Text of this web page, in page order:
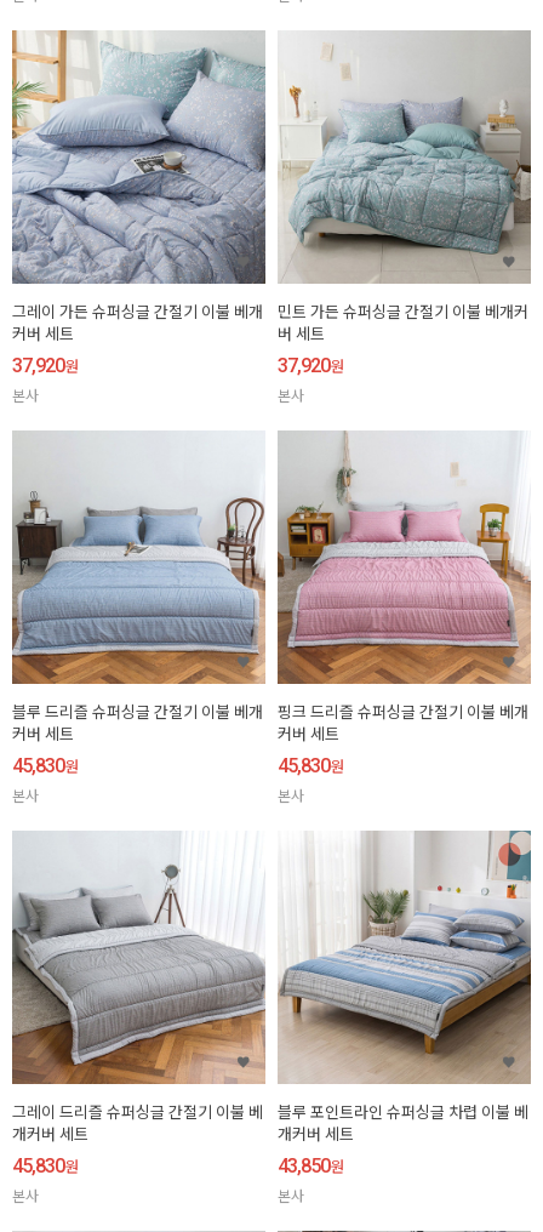
그레이 가든 슈퍼싱글 간절기 이불 베개
커버 세트
37,920원
본사
민트 가든 슈퍼싱글 간절기 이불 베개커
버 세트
37,920원
본사
블루 드리즐 슈퍼싱글 간절기 이불 베개
커버 세트
45,830원
본사
핑크 드리즐 슈퍼싱글 간절기 이불 베개
커버 세트
45,830원
본사
그레이 드리즐 슈퍼싱글 간절기 이불 베
개커버 세트
45,830원
본사
블루 포인트라인 슈퍼싱글 차렵 이불 베
개커버 세트
43,850원
본사